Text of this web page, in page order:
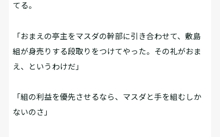
てる。
「おまえの亭主をマスダの幹部に引き合わせて、敷島
組が身売りする段取りをつけてやった。その礼がおま
え、というわけだ」
「組の利益を優先させるなら、マスダと手を組むしか
ないのさ」